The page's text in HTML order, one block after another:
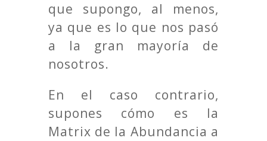
que supongo, al menos,
ya que es lo que nos pasó
a la gran mayoría de
nosotros.
En el caso contrario,
supones cómo es la
Matrix de la Abundancia a